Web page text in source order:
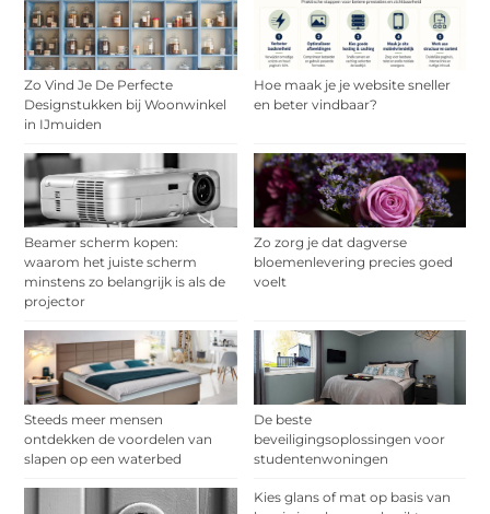
Zo Vind Je De Perfecte
Designstukken bij Woonwinkel
in IJmuiden
Hoe maak je je website sneller
en beter vindbaar?
Beamer scherm kopen:
waarom het juiste scherm
minstens zo belangrijk is als de
projector
Zo zorg je dat dagverse
bloemenlevering precies goed
voelt
Steeds meer mensen
ontdekken de voordelen van
slapen op een waterbed
De beste
beveiligingsoplossingen voor
studentenwoningen
Kies glans of mat op basis van